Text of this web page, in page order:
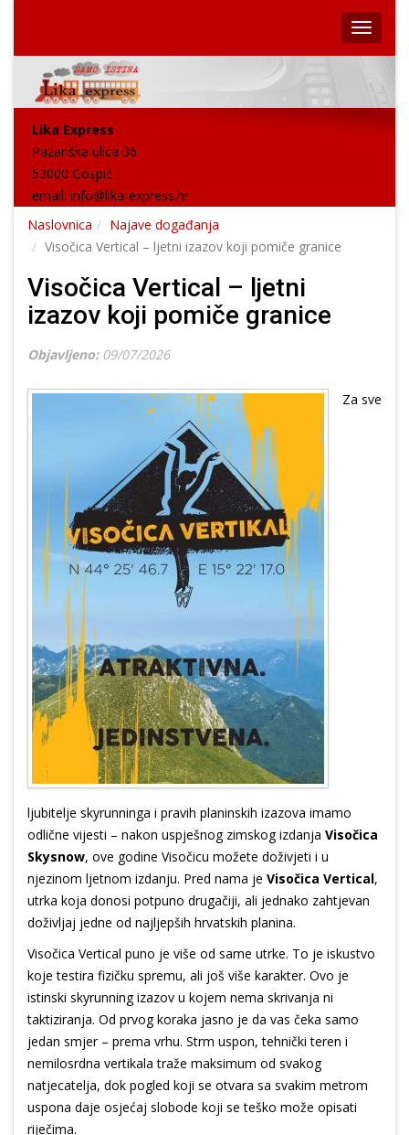
Lika Express
Pazariška ulica 36
53000 Gospić
email: info@lika-express.hr
Naslovnica
Najave događanja
Visočica Vertical – ljetni izazov koji pomiče granice
Visočica Vertical – ljetni
izazov koji pomiče granice
Objavljeno: 09/07/2026
Za sve
ljubitelje skyrunninga i pravih planinskih izazova imamo
odlične vijesti – nakon uspješnog zimskog izdanja Visočica
Skysnow, ove godine Visočicu možete doživjeti i u
njezinom ljetnom izdanju. Pred nama je Visočica Vertical,
utrka koja donosi potpuno drugačiji, ali jednako zahtjevan
doživljaj jedne od najljepših hrvatskih planina.
Visočica Vertical puno je više od same utrke. To je iskustvo
koje testira fizičku spremu, ali još više karakter. Ovo je
istinski skyrunning izazov u kojem nema skrivanja ni
taktiziranja. Od prvog koraka jasno je da vas čeka samo
jedan smjer – prema vrhu. Strm uspon, tehnički teren i
nemilosrdna vertikala traže maksimum od svakog
natjecatelja, dok pogled koji se otvara sa svakim metrom
uspona daje osjećaj slobode koji se teško može opisati
riječima.